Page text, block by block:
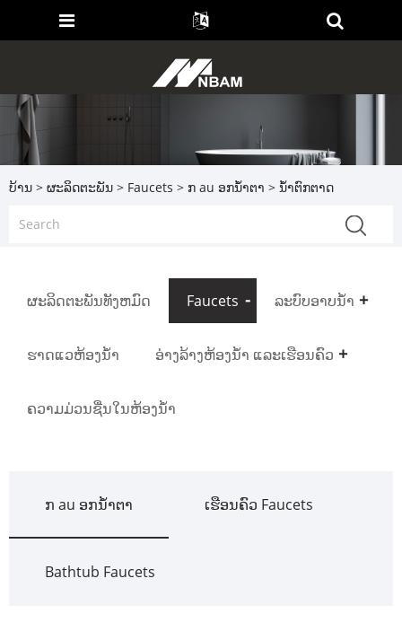
ບ້ານ > ຜະລິດຕະພັນ > Faucets > ກ au ອກນ້ໍາຕາ > ນ້ຳຕົກຕາດ
ຜະລິດຕະພັນທັງຫມົດ Faucets ລະບົບອາບນໍ້າ
ຮາດແວຫ້ອງນ້ຳ ອ່າງລ້າງຫ້ອງນ້ຳ ແລະເຮືອນຄົວ
ຄວາມມ່ວນຊື່ນໃນຫ້ອງນ້ໍາ
ກ au ອກນ້ໍາຕາ ເຮືອນຄົວ Faucets
Bathtub Faucets